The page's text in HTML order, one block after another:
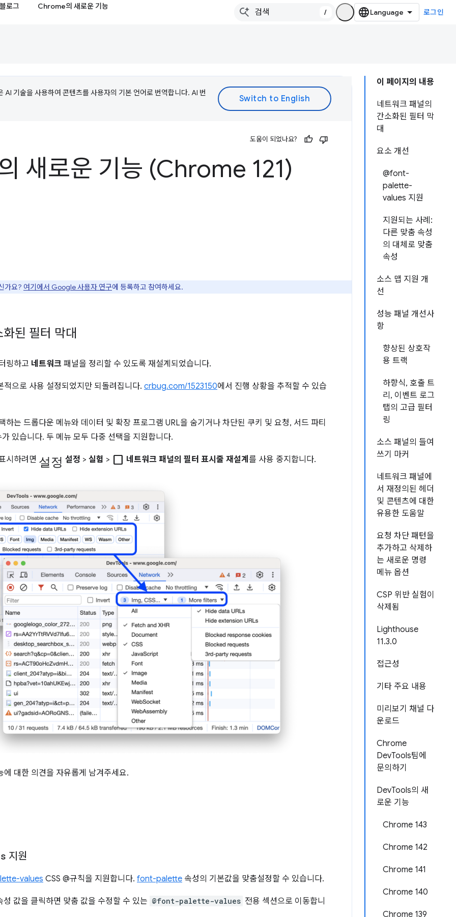
블로그 Chrome의 새로운 기능
/ 로그인
이 페이지의 내용
네트워크 패널의
간소화된 필터 막
대
요소 개선
@font-
palette-
values 지원
지원되는 사례:
다른 맞춤 속성
의 대체로 맞춤
속성
소스 맵 지원 개
선
성능 패널 개선사
항
향상된 상호작
용 트랙
하향식, 호출 트
리, 이벤트 로그
탭의 고급 필터
링
소스 패널의 들여
쓰기 마커
네트워크 패널에
서 재정의된 헤더
및 콘텐츠에 대한
유용한 도움말
요청 차단 패턴을
추가하고 삭제하
는 새로운 명령
메뉴 옵션
CSP 위반 실험이
삭제됨
Lighthouse
11.3.0
접근성
기타 주요 내용
미리보기 채널 다
운로드
Chrome
DevTools팀에
문의하기
DevTools의 새
로운 기능
Chrome 143
Chrome 142
Chrome 141
Chrome 140
Chrome 139
AI 기술을 사용하여 콘텐츠를 사용자의 기본 언어로 번역합니다. AI 번
도움이 되었나요?
새로운 기능 (Chrome 121)
가요? 여기에서 Google 사용자 연구에 등록하고 참여하세요.
된 필터 막대
링하고 네트워크 패널을 정리할 수 있도록 재설계되었습니다.
으로 사용 설정되었지만 되돌려집니다. crbug.com/1523150에서 진행 상황을 추적할 수 있습
하는 드롭다운 메뉴와 데이터 및 확장 프로그램 URL을 숨기거나 차단된 쿠키 및 요청, 서드 파티
있습니다. 두 메뉴 모두 다중 선택을 지원합니다.
시하려면 설정 설정 > 실험 > check_box_outline_blank 네트워크 패널의 필터 표시줄 재설계 를 사용 중지합니다.
에 대한 의견을 자유롭게 남겨주세요.
지원
values CSS @규칙을 지원합니다. font-palette 속성의 기본값을 맞춤설정할 수 있습니다.
값을 클릭하면 맞춤 값을 수정할 수 있는 @font-palette-values 전용 섹션으로 이동합니